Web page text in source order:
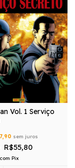
Vol. 1 Serviço
sem juros
R$55,80
com Pix